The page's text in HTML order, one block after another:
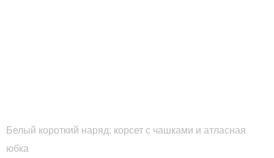
Белый короткий наряд: корсет с чашками и атласная
юбка